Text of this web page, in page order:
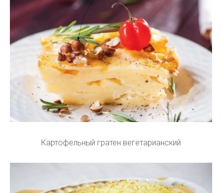
Картофельный гратен вегетарианский